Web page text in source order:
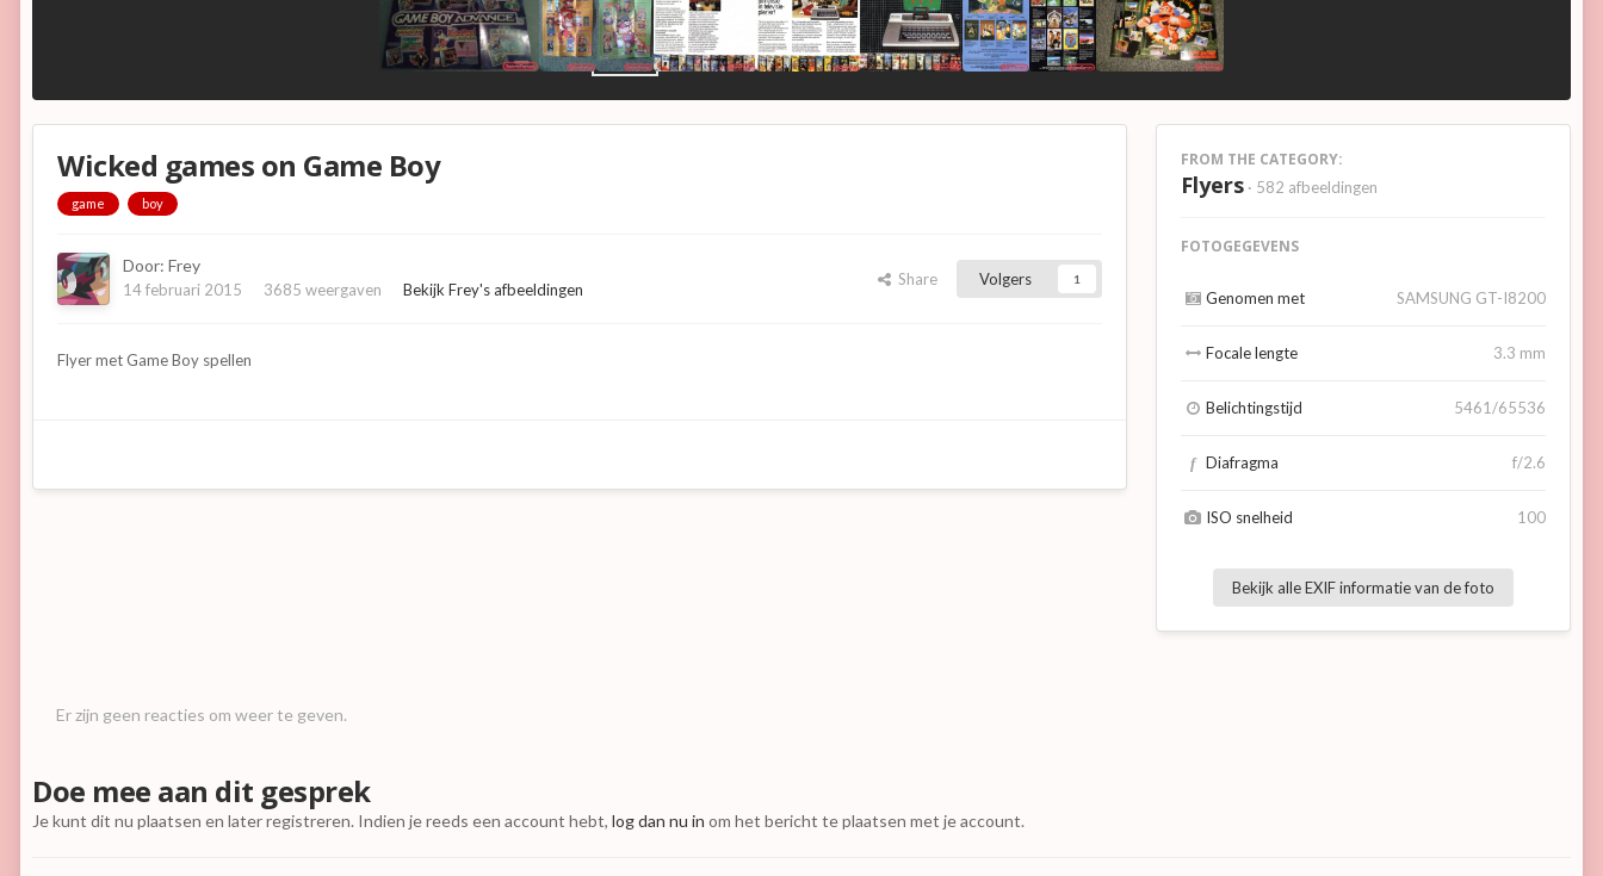
Wicked games on Game Boy
game boy
Door: Frey
14 februari 2015 3685 weergaven Bekijk Frey's afbeeldingen
Share Volgers 1
Flyer met Game Boy spellen
FROM THE CATEGORY:
Flyers · 582 afbeeldingen
FOTOGEGEVENS
Genomen met SAMSUNG GT-I8200
Focale lengte 3.3 mm
Belichtingstijd 5461/65536
f Diafragma f/2.6
ISO snelheid 100
Bekijk alle EXIF informatie van de foto
Er zijn geen reacties om weer te geven.
Doe mee aan dit gesprek
Je kunt dit nu plaatsen en later registreren. Indien je reeds een account hebt, log dan nu in om het bericht te plaatsen met je account.